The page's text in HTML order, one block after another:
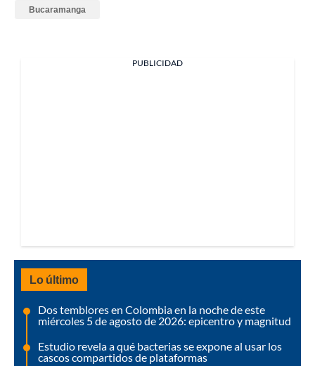
Bucaramanga
PUBLICIDAD
Lo último
Dos temblores en Colombia en la noche de este
miércoles 5 de agosto de 2026: epicentro y magnitud
Estudio revela a qué bacterias se expone al usar los
cascos compartidos de plataformas